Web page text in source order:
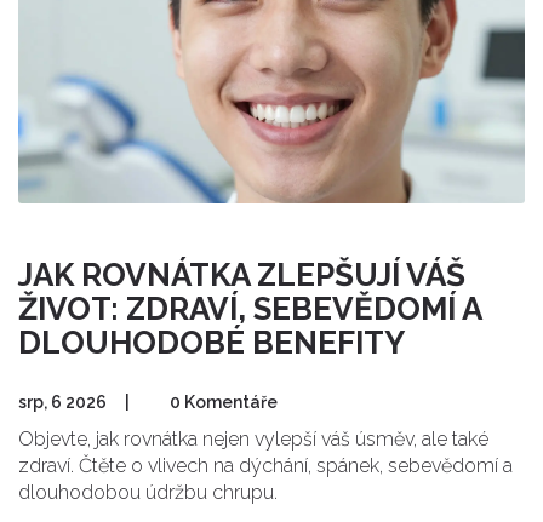
JAK ROVNÁTKA ZLEPŠUJÍ VÁŠ
ŽIVOT: ZDRAVÍ, SEBEVĚDOMÍ A
DLOUHODOBÉ BENEFITY
srp, 6 2026 0 Komentáře
Objevte, jak rovnátka nejen vylepší váš úsměv, ale také
zdraví. Čtěte o vlivech na dýchání, spánek, sebevědomí a
dlouhodobou údržbu chrupu.